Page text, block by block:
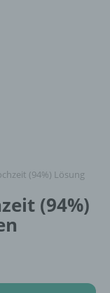
(94%) Lösung
(94%)